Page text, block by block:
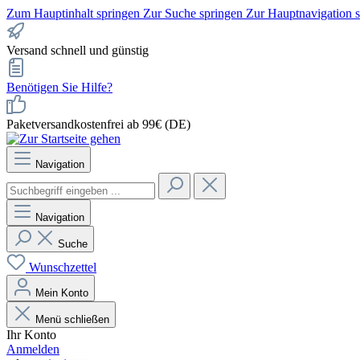
Zum Hauptinhalt springen Zur Suche springen Zur Hauptnavigation
Versand schnell und günstig
Benötigen Sie Hilfe?
Paketversandkostenfrei ab 99€ (DE)
Navigation
Navigation
Suche
Wunschzettel
Mein Konto
Menü schließen
Ihr Konto
Anmelden